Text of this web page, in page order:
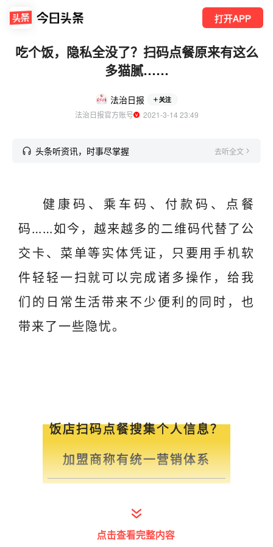
打开APP
吃个饭，隐私全没了？扫码点餐原来有这么
多猫腻……
法治日报 关注
法治日报官方账号
  2021-3-14 23:49
头条听资讯，时事尽掌握 去听全文
健康码、乘车码、付款码、点餐
码……如今，越来越多的二维码代替了公
交卡、菜单等实体凭证，只要用手机软
件轻轻一扫就可以完成诸多操作，给我
们的日常生活带来不少便利的同时，也
带来了一些隐忧。
饭店扫码点餐搜集个人信息？
加盟商称有统一营销体系
扫码点餐刚兴起的时候，被不少店
点击查看完整内容